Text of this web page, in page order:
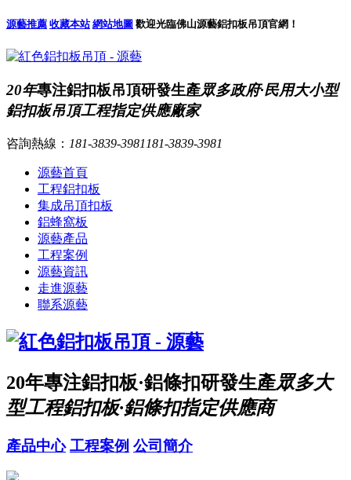
源藝推薦 收藏本站 網站地圖 歡迎光臨佛山源藝鋁扣板吊頂官網！
20年專注鋁扣板吊頂研發生產眾多政府·民用大小型
鋁扣板吊頂工程指定供應廠家
咨詢熱線： 181-3839-3981 181-3839-3981
源藝首頁
工程鋁扣板
集成吊頂扣板
鋁蜂窩板
源藝產品
工程案例
源藝資訊
走進源藝
聯系源藝
20年專注鋁扣板·鋁條扣研發生產眾多大
型工程鋁扣板·鋁條扣指定供應商
產品中心 工程案例 公司簡介